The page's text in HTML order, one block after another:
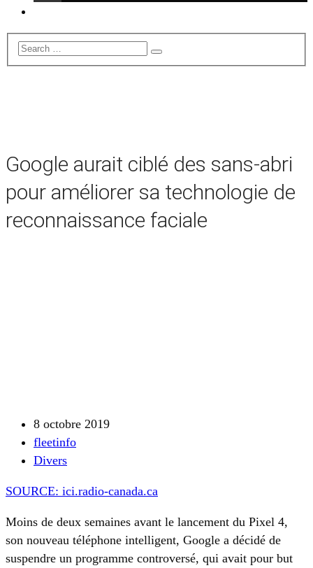
Google aurait ciblé des sans-abri
pour améliorer sa technologie de
reconnaissance faciale
8 octobre 2019
fleetinfo
Divers
SOURCE: ici.radio-canada.ca
Moins de deux semaines avant le lancement du Pixel 4,
son nouveau téléphone intelligent, Google a décidé de
suspendre un programme controversé, qui avait pour but